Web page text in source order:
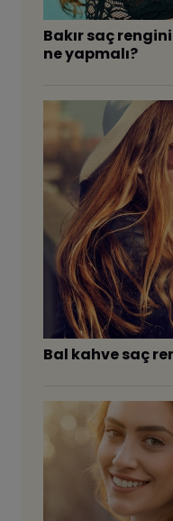
Bakır saç
ne yapmalı?
Bal kahve saç